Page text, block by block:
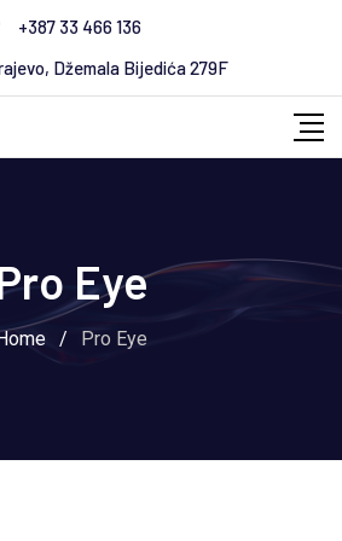
+387 33 466 136
Džemala Bijedića 279F
Eye
/ Pro Eye